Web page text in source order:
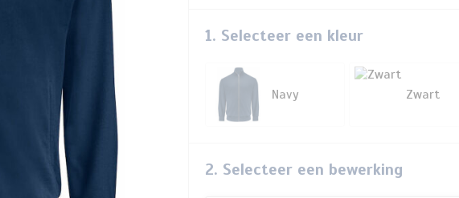
1. Selecteer een kleur
Navy Zwart
2. Selecteer een bewerking